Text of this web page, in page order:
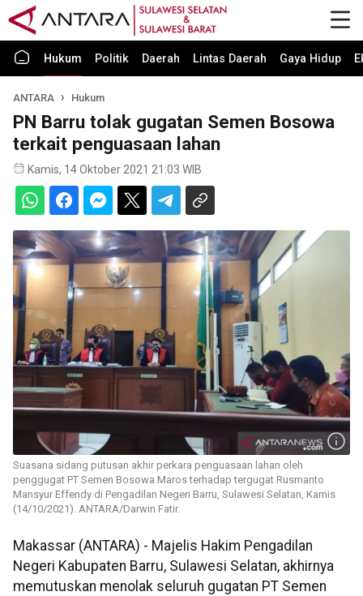
Hukum Politik Daerah Lintas Daerah Gaya Hidup
ANTARA Hukum
PN Barru tolak gugatan Semen Bosowa
terkait penguasaan lahan
Kamis, 14 Oktober 2021 21:03 WIB
Suasana sidang putusan akhir perkara penguasaan lahan oleh
penggugat PT Semen Bosowa Maros terhadap tergugat Rusmanto
Mansyur Effendy di Pengadilan Negeri Barru, Sulawesi Selatan, Kamis
(14/10/2021). ANTARA/Darwin Fatir.
Makassar (ANTARA) - Majelis Hakim Pengadilan
Negeri Kabupaten Barru, Sulawesi Selatan, akhirnya
memutuskan menolak seluruh gugatan PT Semen